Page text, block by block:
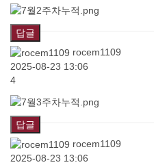
답글
rocem1109
2025-08-23 13:06
4
답글
rocem1109
2025-08-23 13:06